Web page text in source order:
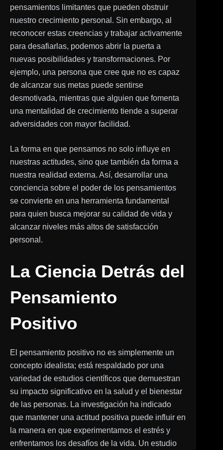
pensamientos limitantes que pueden obstruir
nuestro crecimiento personal. Sin embargo, al
reconocer estas creencias y trabajar activamente
para desafiarlas, podemos abrir la puerta a
nuevas posibilidades y transformaciones. Por
ejemplo, una persona que cree que no es capaz
de alcanzar sus metas puede sentirse
desmotivada, mientras que alguien que fomenta
una mentalidad de crecimiento tiende a superar
adversidades con mayor facilidad.
La forma en que pensamos no solo influye en
nuestras actitudes, sino que también da forma a
nuestra realidad externa. Así, desarrollar una
conciencia sobre el poder de los pensamientos
se convierte en una herramienta fundamental
para quien busca mejorar su calidad de vida y
alcanzar niveles más altos de satisfacción
personal.
La Ciencia Detrás del
Pensamiento
Positivo
El pensamiento positivo no es simplemente un
concepto idealista; está respaldado por una
variedad de estudios científicos que demuestran
su impacto significativo en la salud y el bienestar
de las personas. La investigación ha indicado
que mantener una actitud positiva puede influir en
la manera en que experimentamos el estrés y
enfrentamos los desafíos de la vida. Un estudio